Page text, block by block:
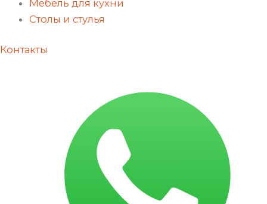
Мебель для кухни
Столы и стулья
Контакты